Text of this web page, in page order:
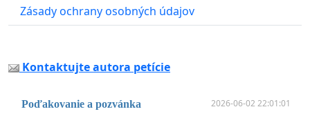
Zásady ochrany osobných údajov
Kontaktujte autora petície
Poďakovanie a pozvánka 2026-06-02 22:01:01